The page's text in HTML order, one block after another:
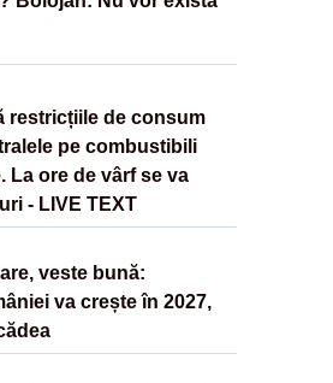
restricțiile de consum
pe combustibili
La ore de vârf se va
- LIVE TEXT
veste bună:
va crește în 2027,